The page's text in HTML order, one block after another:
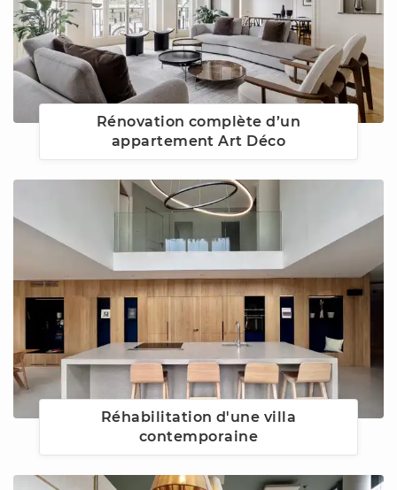
Rénovation complète d’un
appartement Art Déco
Réhabilitation d'une villa
contemporaine